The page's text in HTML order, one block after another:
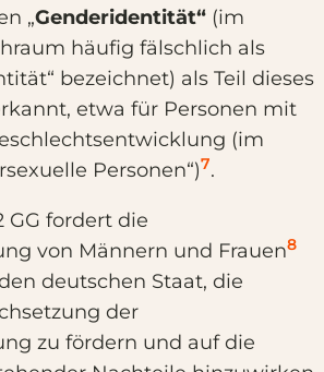
„Genderidentität“ (im
häufig fälschlich als
bezeichnet) als Teil dieses
etwa für Personen mit
(im
Personen“)7.
GG fordert die
von Männern und Frauen8
deutschen Staat, die
der
zu fördern und auf die